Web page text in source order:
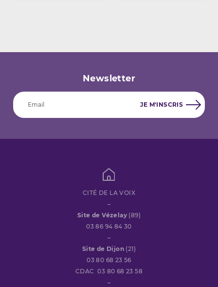
Newsletter
CITÉ DE LA VOIX
–
Site de Vézelay (89)
03 86 94 84 30
–
Site de Dijon (21)
03 80 68 23 56
CDAC 03 80 68 23 58
–